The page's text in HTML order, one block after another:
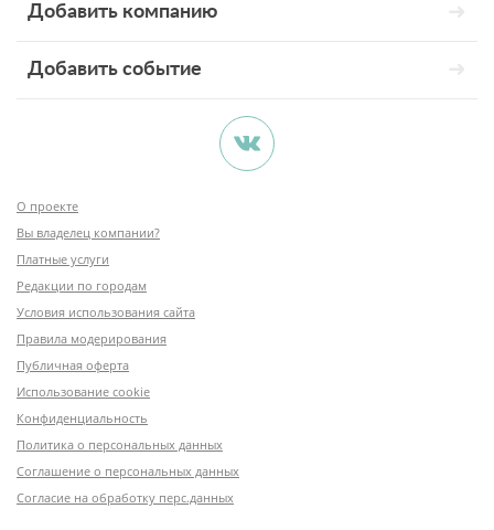
Добавить компанию
Добавить событие
О проекте
Вы владелец компании?
Платные услуги
Редакции по городам
Условия использования сайта
Правила модерирования
Публичная оферта
Использование cookie
Конфиденциальность
Политика о персональных данных
Соглашение о персональных данных
Согласие на обработку перс.данных